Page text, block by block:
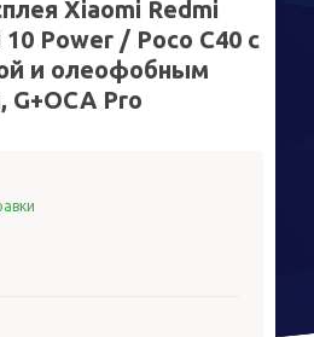
Xiaomi Redmi
10 Power / Poco C40 с
и олеофобным
Pro